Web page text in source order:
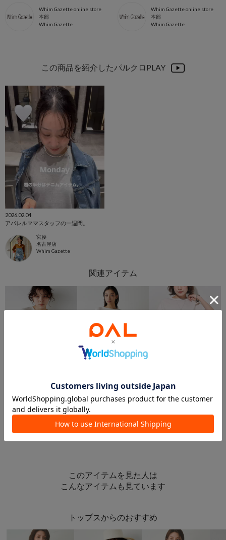
Whim Gazette online store
本部
Whim Gazette
Whim Gazette online store
本部
Whim Gazette
この商品を紹介したパルクロPLAY
2026.02.04
アパレルママスタッフの一週間。
宮腰
名古屋店
Whim Gazette
＜一部店舗＆WEB限定カラーあり＞【THE PAUSE】THE PAUSEロングスリーブTシャツ
¥10,450
コットンテレコクルーネックプルオーバー
¥14,300
Whim Gazette
コットンプルオーバー
このアイテムを見た人は
こんなアイテムも見ています
トップスからのおすすめ